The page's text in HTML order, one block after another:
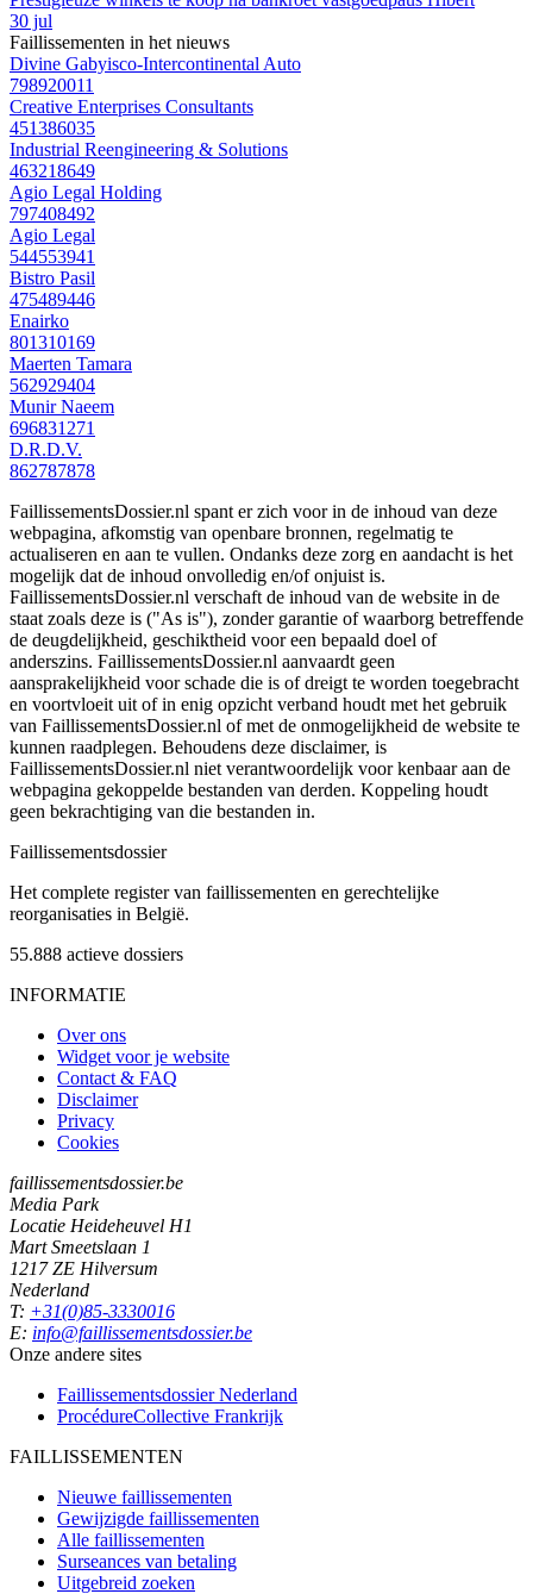
30 jul
Faillissementen in het nieuws
Divine Gabyisco-Intercontinental Auto
798920011
Creative Enterprises Consultants
451386035
Industrial Reengineering & Solutions
463218649
Agio Legal Holding
797408492
Agio Legal
544553941
Bistro Pasil
475489446
Enairko
801310169
Maerten Tamara
562929404
Munir Naeem
696831271
D.R.D.V.
862787878
FaillissementsDossier.nl spant er zich voor in de inhoud van deze
webpagina, afkomstig van openbare bronnen, regelmatig te
actualiseren en aan te vullen. Ondanks deze zorg en aandacht is het
mogelijk dat de inhoud onvolledig en/of onjuist is.
FaillissementsDossier.nl verschaft de inhoud van de website in de
staat zoals deze is ("As is"), zonder garantie of waarborg betreffende
de deugdelijkheid, geschiktheid voor een bepaald doel of
anderszins. FaillissementsDossier.nl aanvaardt geen
aansprakelijkheid voor schade die is of dreigt te worden toegebracht
en voortvloeit uit of in enig opzicht verband houdt met het gebruik
van FaillissementsDossier.nl of met de onmogelijkheid de website te
kunnen raadplegen. Behoudens deze disclaimer, is
FaillissementsDossier.nl niet verantwoordelijk voor kenbaar aan de
webpagina gekoppelde bestanden van derden. Koppeling houdt
geen bekrachtiging van die bestanden in.
Faillissementsdossier
Het complete register van faillissementen en gerechtelijke
reorganisaties in België.
55.888 actieve dossiers
INFORMATIE
Over ons
Widget voor je website
Contact & FAQ
Disclaimer
Privacy
Cookies
faillissementsdossier.be
Media Park
Locatie Heideheuvel H1
Mart Smeetslaan 1
1217 ZE Hilversum
Nederland
T: +31(0)85-3330016
E: info@faillissementsdossier.be
Onze andere sites
Faillissementsdossier Nederland
ProcédureCollective Frankrijk
FAILLISSEMENTEN
Nieuwe faillissementen
Gewijzigde faillissementen
Alle faillissementen
Surseances van betaling
Uitgebreid zoeken